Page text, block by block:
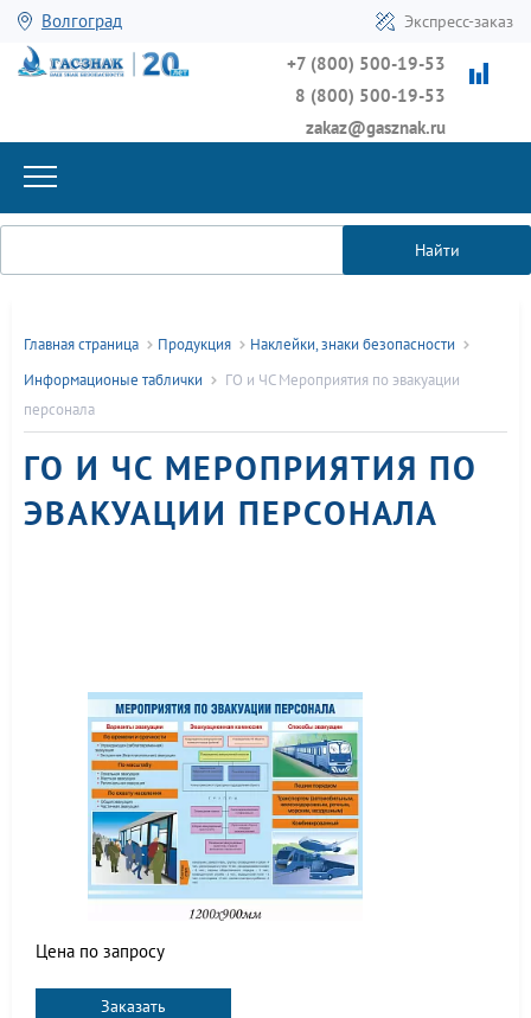
Волгоград Экспресс-заказ
+7 (800) 500-19-53
8 (800) 500-19-53
zakaz@gasznak.ru
Найти
Главная страница Продукция
Наклейки, знаки безопасности
Информационые таблички
ГО и ЧС Мероприятия по эвакуации
персонала
ГО И ЧС МЕРОПРИЯТИЯ ПО
ЭВАКУАЦИИ ПЕРСОНАЛА
Цена по запросу
Заказать